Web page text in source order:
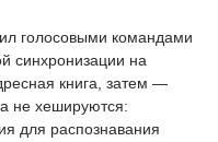
голосовыми командами
синхронизации на
книга, затем —
не хешируются:
для распознавания